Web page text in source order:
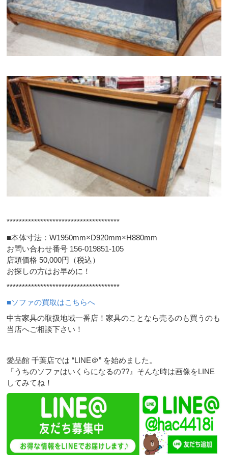
*************************************
■本体寸法：W1950mm×D920mm×H880mm
お問い合わせ番号 156-019851-105
店頭価格 50,000円（税込）
お探しの方はお早めに！
*************************************
■ソファの買取はこちらへ
中古家具の取扱地域一番店！家具のことなら売るのも買うのも
当店へご相談下さい！
愛品館 千葉店では “LINE＠” を始めました。
『うちのソファはいくらになるの??』そんな時は画像をLINE
してみてね！